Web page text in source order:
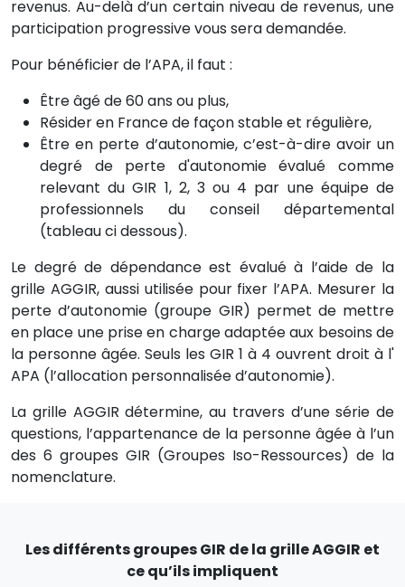
revenus. Au-delà d’un certain niveau de revenus, une
participation progressive vous sera demandée.
Pour bénéficier de l’APA, il faut :
Être âgé de 60 ans ou plus,
Résider en France de façon stable et régulière,
Être en perte d’autonomie, c’est-à-dire avoir un
degré de perte d'autonomie évalué comme
relevant du GIR 1, 2, 3 ou 4 par une équipe de
professionnels du conseil départemental
(tableau ci dessous).
Le degré de dépendance est évalué à l’aide de la
grille AGGIR, aussi utilisée pour fixer l’APA. Mesurer la
perte d’autonomie (groupe GIR) permet de mettre
en place une prise en charge adaptée aux besoins de
la personne âgée. Seuls les GIR 1 à 4 ouvrent droit à l'
APA (l’allocation personnalisée d’autonomie).
La grille AGGIR détermine, au travers d’une série de
questions, l’appartenance de la personne âgée à l’un
des 6 groupes GIR (Groupes Iso-Ressources) de la
nomenclature.
Les différents groupes GIR de la grille AGGIR et
ce qu’ils impliquent